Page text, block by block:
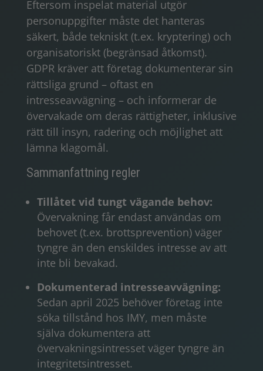
Eftersom inspelat material utgör
personuppgifter måste det hanteras
säkert, både tekniskt (t.ex. kryptering) och
organisatoriskt (begränsad åtkomst).
GDPR kräver att företag dokumenterar sin
rättsliga grund – oftast en
intresseavvägning – och informerar de
övervakade om deras rättigheter, inklusive
rätt till insyn, radering och möjlighet att
lämna klagomål.
Sammanfattning regler
Tillåtet vid tungt vägande behov:
Övervakning får endast användas om
behovet (t.ex. brottsprevention) väger
tyngre än den enskildes intresse av att
inte bli bevakad.
Dokumenterad intresseavvägning:
Sedan april 2025 behöver företag inte
söka tillstånd hos IMY, men måste
själva dokumentera att
övervakningsintresset väger tyngre än
integritetsintresset.